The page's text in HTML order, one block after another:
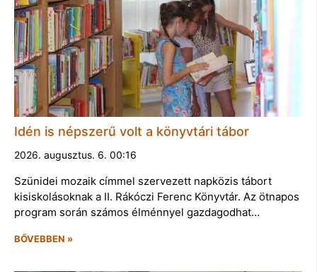
Idén is népszerű volt a könyvtári tábor
2026. augusztus. 6. 00:16
Szünidei mozaik címmel szervezett napközis tábort
kisiskolásoknak a II. Rákóczi Ferenc Könyvtár. Az ötnapos
program során számos élménnyel gazdagodhat…
BŐVEBBEN »